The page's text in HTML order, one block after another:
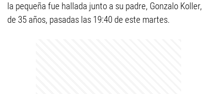
la pequeña fue hallada junto a su padre, Gonzalo Koller,
de 35 años, pasadas las 19:40 de este martes.